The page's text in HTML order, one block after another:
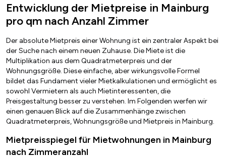
Entwicklung der Mietpreise in Mainburg
pro qm nach Anzahl Zimmer
Der absolute Mietpreis einer Wohnung ist ein zentraler Aspekt bei
der Suche nach einem neuen Zuhause. Die Miete ist die
Multiplikation aus dem Quadratmeterpreis und der
Wohnungsgröße. Diese einfache, aber wirkungsvolle Formel
bildet das Fundament vieler Mietkalkulationen und ermöglicht es
sowohl Vermietern als auch Mietinteressenten, die
Preisgestaltung besser zu verstehen. Im Folgenden werfen wir
einen genauen Blick auf die Zusammenhänge zwischen
Quadratmeterpreis, Wohnungsgröße und Mietpreis in Mainburg.
Mietpreisspiegel für Mietwohnungen in Mainburg
nach Zimmeranzahl